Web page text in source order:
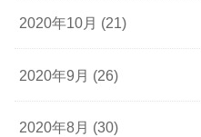
2020年10月 (21)
2020年9月 (26)
2020年8月 (30)